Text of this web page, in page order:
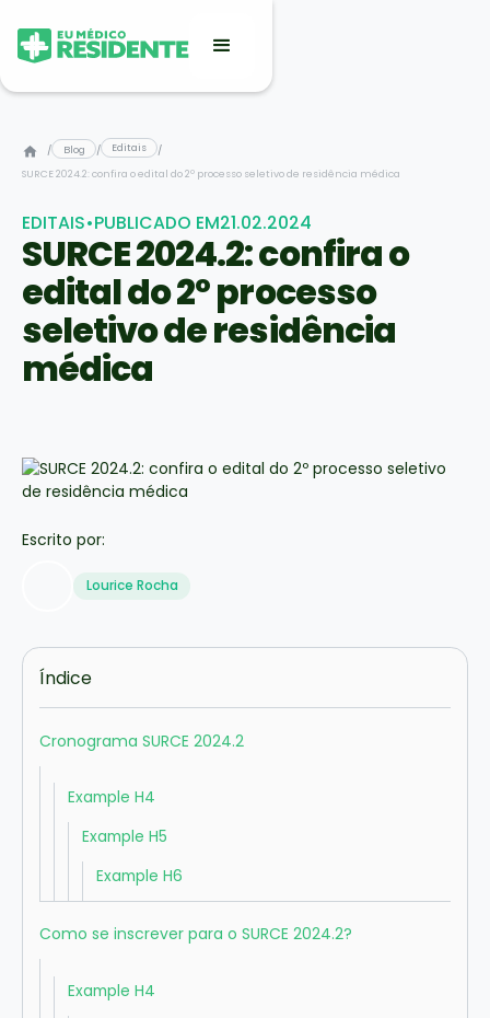
/ Blog / Editais
/
SURCE 2024.2: confira o edital do 2º processo seletivo de residência médica
EDITAIS•PUBLICADO EM21.02.2024
SURCE 2024.2: confira o
edital do 2º processo
seletivo de residência
médica
Escrito por:
Lourice Rocha
Índice
Cronograma SURCE 2024.2
Example H4
Example H5
Example H6
Como se inscrever para o SURCE 2024.2?
Example H4